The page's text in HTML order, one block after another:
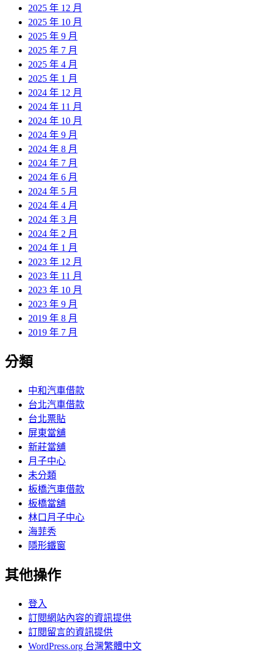
2025 年 12 月
2025 年 10 月
2025 年 9 月
2025 年 7 月
2025 年 4 月
2025 年 1 月
2024 年 12 月
2024 年 11 月
2024 年 10 月
2024 年 9 月
2024 年 8 月
2024 年 7 月
2024 年 6 月
2024 年 5 月
2024 年 4 月
2024 年 3 月
2024 年 2 月
2024 年 1 月
2023 年 12 月
2023 年 11 月
2023 年 10 月
2023 年 9 月
2019 年 8 月
2019 年 7 月
分類
中和汽車借款
台北汽車借款
台北票貼
屏東當舖
新莊當舖
月子中心
未分類
板橋汽車借款
板橋當舖
林口月子中心
海菲秀
隱形鐵窗
其他操作
登入
訂閱網站內容的資訊提供
訂閱留言的資訊提供
WordPress.org 台灣繁體中文